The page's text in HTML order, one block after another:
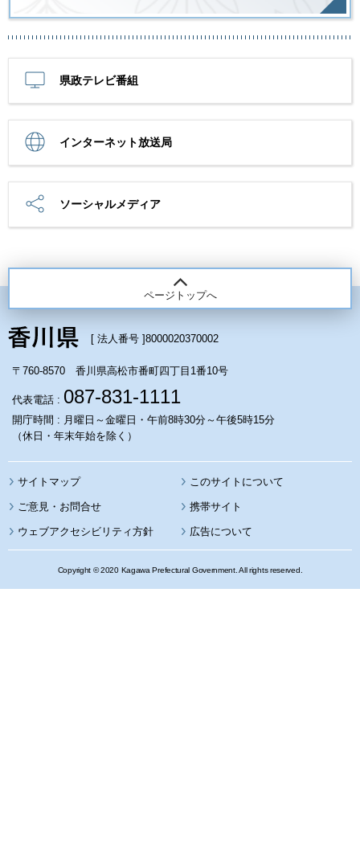
県政テレビ番組
インターネット放送局
ソーシャルメディア
ページトップへ
[ 法人番号 ]8000020370002
〒760-8570 香川県高松市番町四丁目1番10号
代表電話 : 087-831-1111
開庁時間 : 月曜日～金曜日・午前8時30分～午後5時15分
（休日・年末年始を除く）
サイトマップ このサイトについて
携帯サイト
ウェブアクセシビリティ方針 広告について
Copyright © 2020 Kagawa Prefectural Government. All rights reserved.